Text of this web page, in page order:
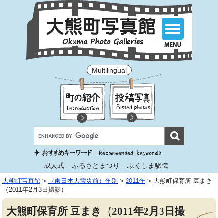
Multilingual
成人式 ふるさとまつり ふくしま駅伝
大熊町写真館 > （東日本大震災前）年別 > 2011年 > 大熊町保育所 豆まき
（2011年2月3日撮影）
大熊町保育所 豆まき（2011年2月3日撮